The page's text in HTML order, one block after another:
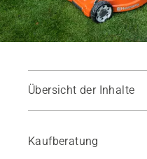
Übersicht der Inhalte
Kaufberatung